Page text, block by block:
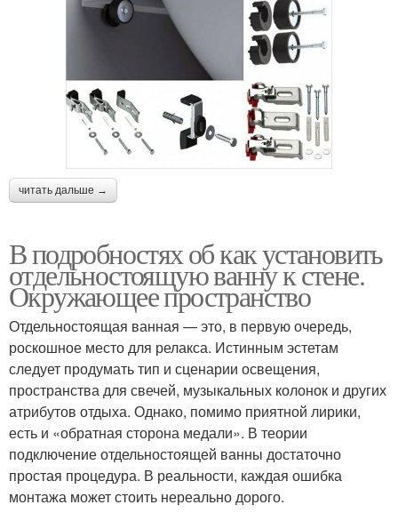
читать дальше →
В подробностях об как установить
отдельностоящую ванну к стене.
Окружающее пространство
Отдельностоящая ванная — это, в первую очередь,
роскошное место для релакса. Истинным эстетам
следует продумать тип и сценарии освещения,
пространства для свечей, музыкальных колонок и других
атрибутов отдыха. Однако, помимо приятной лирики,
есть и «обратная сторона медали». В теории
подключение отдельностоящей ванны достаточно
простая процедура. В реальности, каждая ошибка
монтажа может стоить нереально дорого.